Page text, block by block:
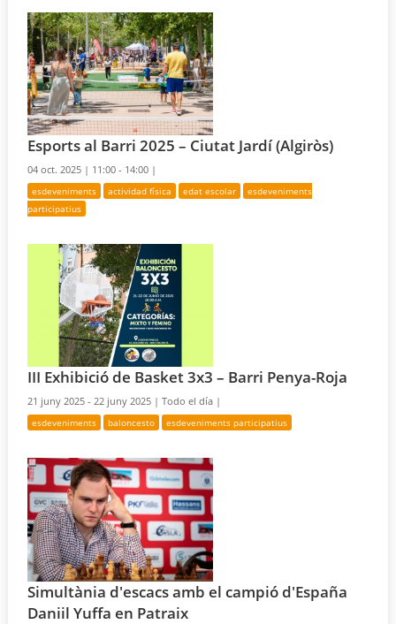
Esports al Barri 2025 – Ciutat Jardí (Algiròs)
04 oct. 2025 | 11:00 - 14:00 |
esdeveniments actividad física edat escolar
esdeveniments
participatius
III Exhibició de Basket 3x3 – Barri Penya-Roja
21 juny 2025 - 22 juny 2025 |Todo el día |
esdeveniments baloncesto esdeveniments participatius
Simultània d'escacs amb el campió d'España
Daniil Yuffa en Patraix